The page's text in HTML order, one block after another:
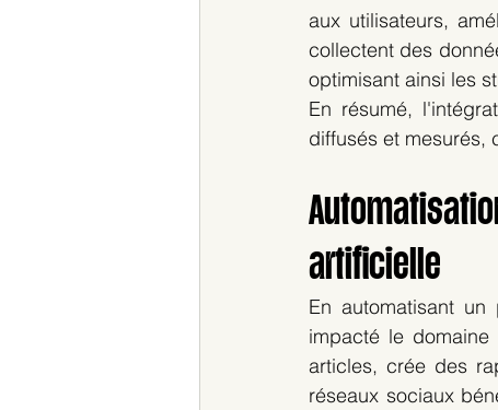
aux utilisateurs,
collectent des
optimisant ainsi les
En résumé,
diffusés et mesurés,
artificielle
En automatisant un
impacté le
articles, crée des
réseaux sociaux